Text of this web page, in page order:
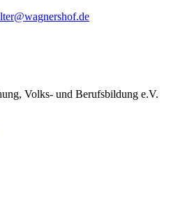
Volks- und Berufsbildung e.V.